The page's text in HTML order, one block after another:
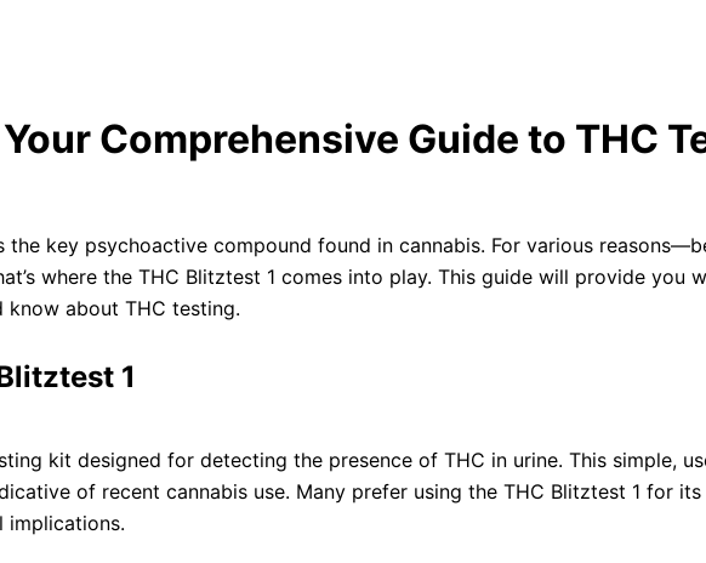
Comprehensive Guide to THC
the key psychoactive compound found in cannabis. For various
where the THC Blitztest 1 comes into play. This guide will provide
about THC testing.
1
kit designed for detecting the presence of THC in urine. This simple,
of recent cannabis use. Many prefer using the THC Blitztest 1 for
implications.